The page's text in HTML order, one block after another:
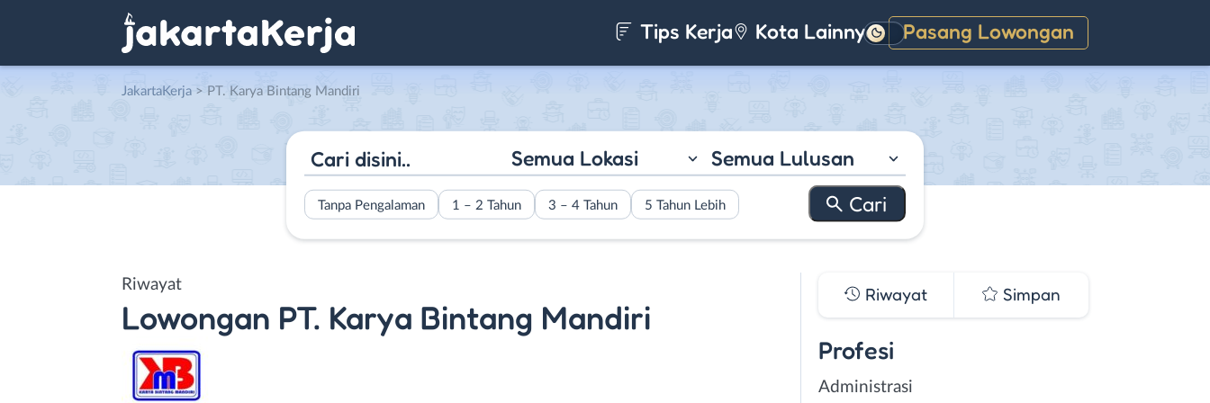
Tips Kerja Kota Lainnya Pasang Lowongan
Gelap
JakartaKerja > PT. Karya Bintang Mandiri
Semua Lokasi Semua Lulusan
Tanpa Pengalaman 1 – 2 Tahun 3 – 4 Tahun 5 Tahun Lebih
Riwayat
Lowongan PT. Karya Bintang Mandiri
Riwayat Simpan
Profesi
Administrasi